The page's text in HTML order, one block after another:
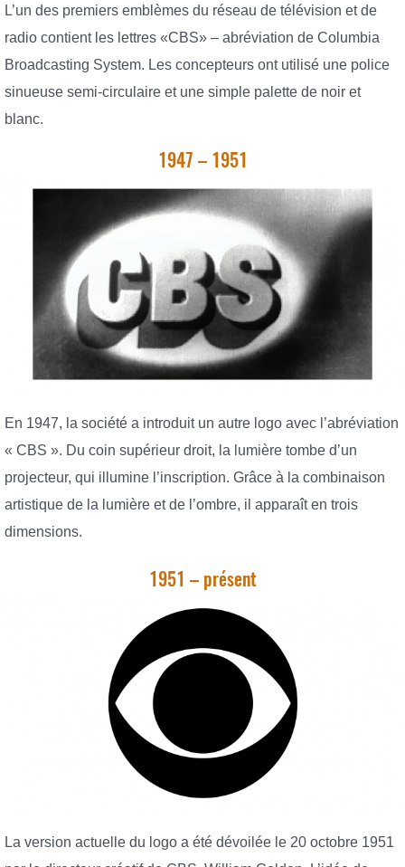
L’un des premiers emblèmes du réseau de télévision et de
radio contient les lettres «CBS» – abréviation de Columbia
Broadcasting System. Les concepteurs ont utilisé une police
sinueuse semi-circulaire et une simple palette de noir et
blanc.
1947 – 1951
En 1947, la société a introduit un autre logo avec l’abréviation
« CBS ». Du coin supérieur droit, la lumière tombe d’un
projecteur, qui illumine l’inscription. Grâce à la combinaison
artistique de la lumière et de l’ombre, il apparaît en trois
dimensions.
1951 – présent
La version actuelle du logo a été dévoilée le 20 octobre 1951